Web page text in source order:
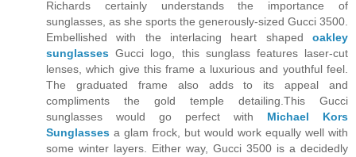
Richards certainly understands the importance of
sunglasses, as she sports the generously-sized Gucci 3500.
Embellished with the interlacing heart shaped oakley
sunglasses Gucci logo, this sunglass features laser-cut
lenses, which give this frame a luxurious and youthful feel.
The graduated frame also adds to its appeal and
compliments the gold temple detailing.This Gucci
sunglasses would go perfect with Michael Kors
Sunglasses a glam frock, but would work equally well with
some winter layers. Either way, Gucci 3500 is a decidedly